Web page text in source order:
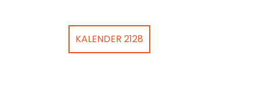
KALENDER 2128